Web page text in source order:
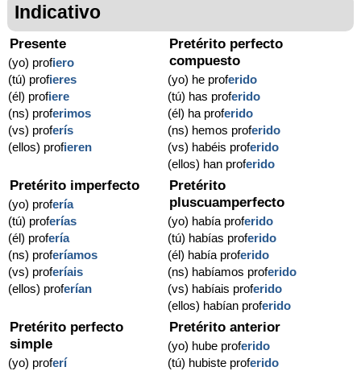
Indicativo
Presente
(yo) profiero
(tú) profieres
(él) profiere
(ns) proferimos
(vs) proferís
(ellos) profieren
Pretérito perfecto
compuesto
(yo) he proferido
(tú) has proferido
(él) ha proferido
(ns) hemos proferido
(vs) habéis proferido
(ellos) han proferido
Pretérito imperfecto
(yo) profería
(tú) proferías
(él) profería
(ns) proferíamos
(vs) proferíais
(ellos) proferían
Pretérito
pluscuamperfecto
(yo) había proferido
(tú) habías proferido
(él) había proferido
(ns) habíamos proferido
(vs) habíais proferido
(ellos) habían proferido
Pretérito perfecto
simple
(yo) proferí
Pretérito anterior
(yo) hube proferido
(tú) hubiste proferido